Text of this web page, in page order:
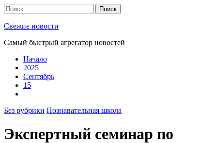
Skip
to
content
Найти:
Свежие новости
Самый быстрый агрегатор новостей
Начало
2025
Сентябрь
15
Без рубрики Познавательная школа
Экспертный семинар по